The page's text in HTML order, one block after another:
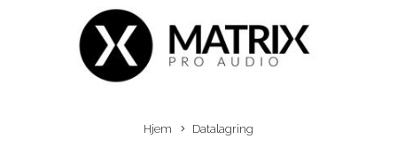
Hjem Datalagring